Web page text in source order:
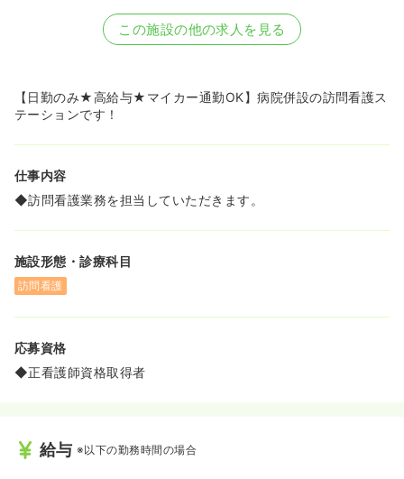
この施設の他の求人を見る
【日勤のみ★高給与★マイカー通勤OK】病院併設の訪問看護ス
テーションです！
仕事内容
◆訪問看護業務を担当していただきます。
施設形態・診療科目
訪問看護
応募資格
◆正看護師資格取得者
給与 ※以下の勤務時間の場合